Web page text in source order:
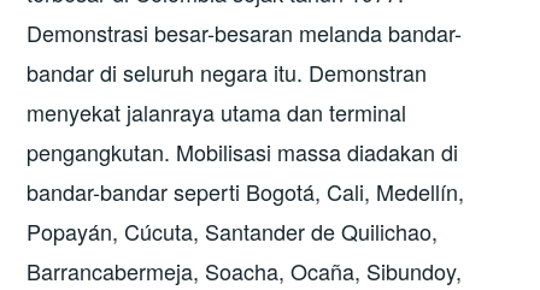
Demonstrasi besar-besaran melanda bandar-
bandar di seluruh negara itu. Demonstran
menyekat jalanraya utama dan terminal
pengangkutan. Mobilisasi massa diadakan di
bandar-bandar seperti Bogotá, Cali, Medellín,
Popayán, Cúcuta, Santander de Quilichao,
Barrancabermeja, Soacha, Ocaña, Sibundoy,